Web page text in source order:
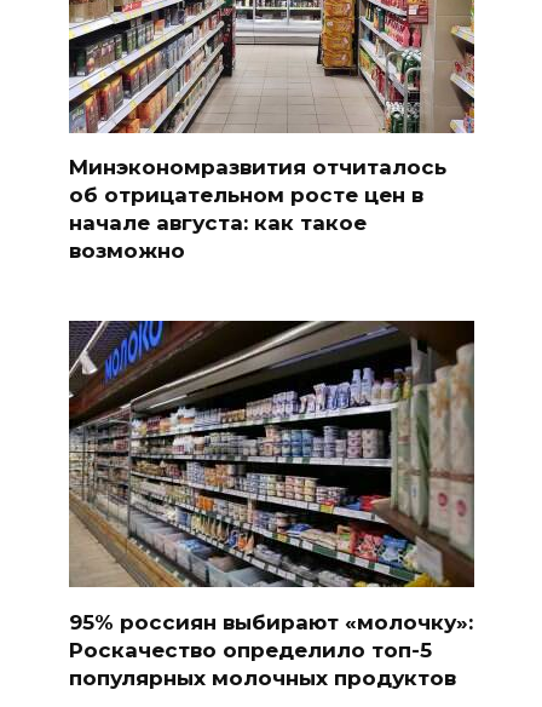
Минэкономразвития отчиталось
об отрицательном росте цен в
начале августа: как такое
возможно
95% россиян выбирают «молочку»:
Роскачество определило топ-5
популярных молочных продуктов